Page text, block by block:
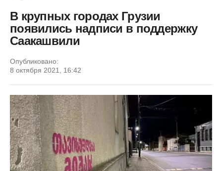
В крупных городах Грузии
появились надписи в поддержку
Саакашвили
Опубликовано:
8 октября 2021, 16:42